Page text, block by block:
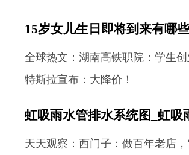
15岁女儿生日即将到来有哪
特斯拉宣布：大降价！
虹吸雨水管排水系统图_虹吸
天天观察：西门子：做百年老店